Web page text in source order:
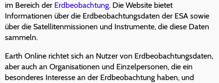
im Bereich der Erdbeobachtung. Die Website bietet
Informationen über die Erdbeobachtungsdaten der ESA sowie
über die Satellitenmissionen und Instrumente, die diese Daten
sammeln.
Earth Online richtet sich an Nutzer von Erdbeobachtungsdaten,
aber auch an Organisationen und Einzelpersonen, die ein
besonderes Interesse an der Erdbeobachtung haben, und